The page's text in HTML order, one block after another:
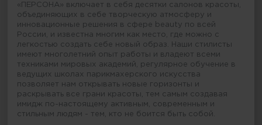
«ПЕРСОНА» включает в себя десятки салонов красоты,
объединяющих в себе творческую атмосферу и
инновационные решения в сфере beauty по всей
России, и известна многим как место, где можно с
легкостью создать себе новый образ. Наши стилисты
имеют многолетний опыт работы и владеют всеми
техниками мировых академий, регулярное обучение в
ведущих школах парикмахерского искусства
позволяет нам открывать новые горизонты и
раскрывать все грани красоты, тем самым создавая
имидж по-настоящему активным, современным и
стильным людям - тем, кто не боится быть собой.